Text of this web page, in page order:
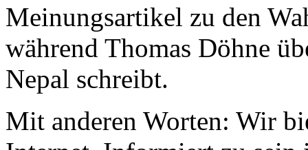
Meinungsartikel zu den
während Thomas Döhne
Nepal schreibt.
Mit anderen Worten: Wir